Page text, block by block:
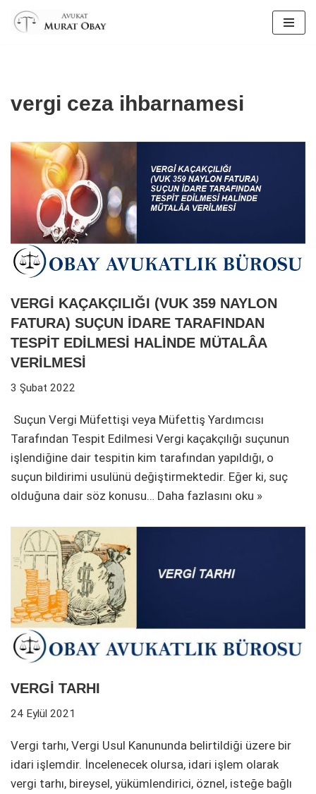
vergi ceza ihbarnamesi
VERGİ KAÇAKÇILIĞI (VUK 359 NAYLON
FATURA) SUÇUN İDARE TARAFINDAN
TESPİT EDİLMESİ HALİNDE MÜTALÂA
VERİLMESİ
3 Şubat 2022
Suçun Vergi Müfettişi veya Müfettiş Yardımcısı
Tarafından Tespit Edilmesi Vergi kaçakçılığı suçunun
işlendiğine dair tespitin kim tarafından yapıldığı, o
suçun bildirimi usulünü değiştirmektedir. Eğer ki, suç
olduğuna dair söz konusu… Daha fazlasını oku »
VERGİ TARHI
24 Eylül 2021
Vergi tarhı, Vergi Usul Kanununda belirtildiği üzere bir
idari işlemdir. İncelenecek olursa, idari işlem olarak
vergi tarhı, bireysel, yükümlendirici, öznel, isteğe bağlı